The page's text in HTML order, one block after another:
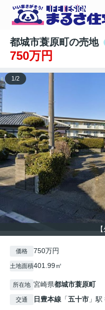
都城市蓑原町の売地
750万円
1/2
価格 750万円
土地面積401.99㎡
所在地 宮崎県都城市蓑原町
交通 日豊本線 「五十市 」